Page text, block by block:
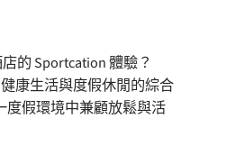
的 Sportcation 體驗？
康生活與度假休閒的綜合
度假環境中兼顧放鬆與活